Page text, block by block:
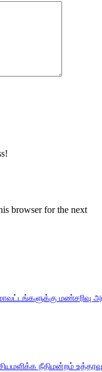
browser for the next
மண்சரிவு
நீதிமன்றம் உத்தரவு